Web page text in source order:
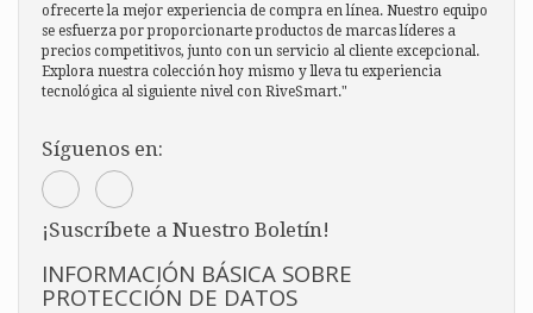
ofrecerte la mejor experiencia de compra en línea. Nuestro equipo
se esfuerza por proporcionarte productos de marcas líderes a
precios competitivos, junto con un servicio al cliente excepcional.
Explora nuestra colección hoy mismo y lleva tu experiencia
tecnológica al siguiente nivel con RiveSmart."
Síguenos en:
¡Suscríbete a Nuestro Boletín!
INFORMACIÓN BÁSICA SOBRE
PROTECCIÓN DE DATOS